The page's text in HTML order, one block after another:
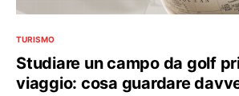
TURISMO
Studiare un campo da golf
viaggio: cosa guardare